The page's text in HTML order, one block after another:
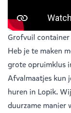
Grofvuil
Heb je te maken
grote opruimklus
Afvalmaatjes kun
huren in Lopik.
duurzame manier